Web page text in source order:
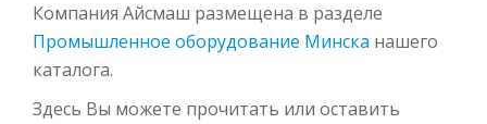
Компания Айсмаш размещена в разделе
Промышленное оборудование Минска нашего
каталога.
Здесь Вы можете прочитать или оставить